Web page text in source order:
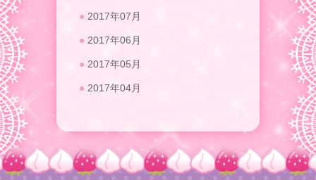
2017年07月
2017年06月
2017年05月
2017年04月